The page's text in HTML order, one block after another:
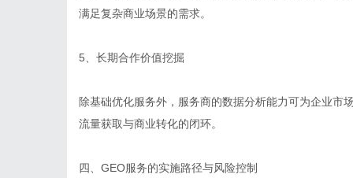
满足复杂商业场景的需求。
5、长期合作价值挖掘
除基础优化服务外，服务商的数据分析能力可为企业市
流量获取与商业转化的闭环。
四、GEO服务的实施路径与风险控制